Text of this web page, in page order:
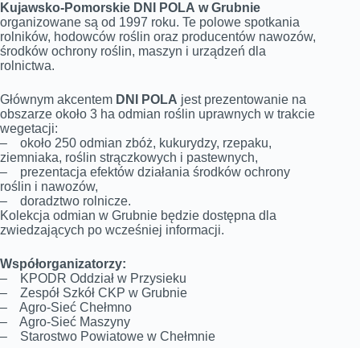
Kujawsko-Pomorskie DNI POLA w Grubnie
organizowane są od 1997 roku. Te polowe spotkania
rolników, hodowców roślin oraz producentów nawozów,
środków ochrony roślin, maszyn i urządzeń dla
rolnictwa.
Głównym akcentem DNI POLA jest prezentowanie na
obszarze około 3 ha odmian roślin uprawnych w trakcie
wegetacji:
– około 250 odmian zbóż, kukurydzy, rzepaku,
ziemniaka, roślin strączkowych i pastewnych,
– prezentacja efektów działania środków ochrony
roślin i nawozów,
– doradztwo rolnicze.
Kolekcja odmian w Grubnie będzie dostępna dla
zwiedzających po wcześniej informacji.
Współorganizatorzy:
– KPODR Oddział w Przysieku
– Zespół Szkół CKP w Grubnie
– Agro-Sieć Chełmno
– Agro-Sieć Maszyny
– Starostwo Powiatowe w Chełmnie